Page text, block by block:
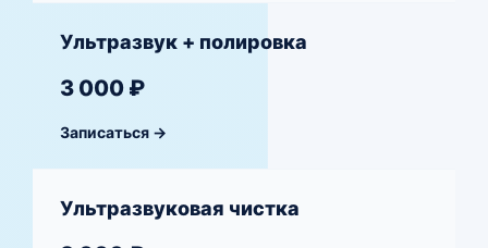
Ультразвук + полировка
3 000 ₽
Записаться →
Ультразвуковая чистка